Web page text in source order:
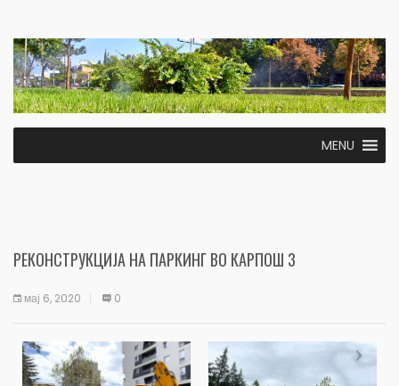
MENU
РЕКОНСТРУКЦИЈА НА ПАРКИНГ ВО КАРПОШ 3
мај 6, 2020 0